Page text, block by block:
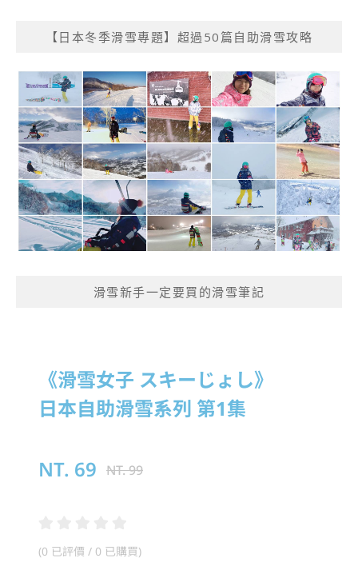
【日本冬季滑雪專題】超過50篇自助滑雪攻略
滑雪新手一定要買的滑雪筆記